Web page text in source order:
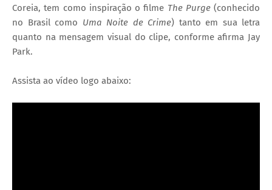
Coreia, tem como inspiração o filme The Purge(conhecido
no Brasil como Uma Noite de Crime) tanto em sua letra
quanto na mensagem visual do clipe, conforme afirma Jay
Park.
Assista ao vídeo logo abaixo: